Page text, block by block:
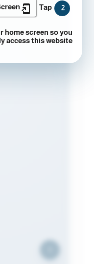
2
Tap
home screen so you
access this website.